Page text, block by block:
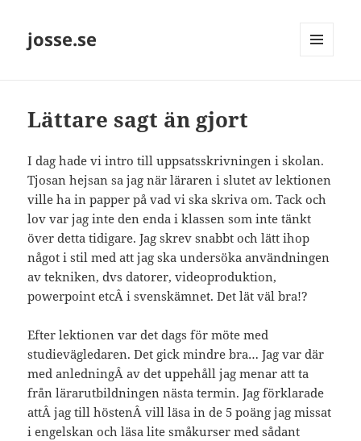
josse.se
Lättare sagt än gjort
I dag hade vi intro till uppsatsskrivningen i skolan.
Tjosan hejsan sa jag när läraren i slutet av lektionen
ville ha in papper på vad vi ska skriva om. Tack och
lov var jag inte den enda i klassen som inte tänkt
över detta tidigare. Jag skrev snabbt och lätt ihop
något i stil med att jag ska undersöka användningen
av tekniken, dvs datorer, videoproduktion,
powerpoint etcÂ i svenskämnet. Det lät väl bra!?
Efter lektionen var det dags för möte med
studievägledaren. Det gick mindre bra… Jag var där
med anledningÂ av det uppehåll jag menar att ta
från lärarutbildningen nästa termin. Jag förklarade
attÂ jag till höstenÂ vill läsa in de 5 poäng jag missat
i engelskan och läsa lite småkurser med sådant